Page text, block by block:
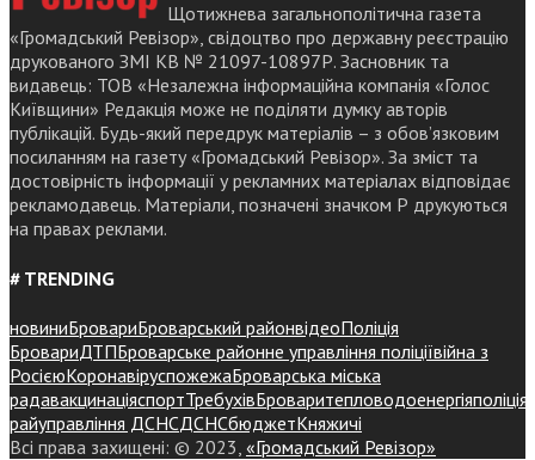
Щотижнева загальнополітична газета
«Громадський Ревізор», свідоцтво про державну реєстрацію
друкованого ЗМІ КВ № 21097-10897Р. Засновник та
видавець: ТОВ «Незалежна інформаційна компанія «Голос
Київщини» Редакція може не поділяти думку авторів
публікацій. Будь-який передрук матеріалів – з обов’язковим
посиланням на газету «Громадський Ревізор». За зміст та
достовірність інформації у рекламних матеріалах відповідає
рекламодавець. Матеріали, позначені значком Р друкуються
на правах реклами.
# TRENDING
новиниБровариБроварський районвідеоПоліція
БровариДТПБроварське районне управління поліціївійна з
РосієюКоронавіруспожежаБроварська міська
радавакцинаціяспортТребухівБроваритепловодоенергіяполіція
райуправління ДСНСДСНСбюджетКняжичі
Всі права захищені: © 2023, «Громадський Ревізор»